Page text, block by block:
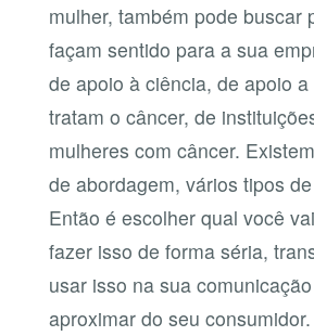
mulher, também pode buscar
façam sentido para a sua
de apoio à ciência, de apoio
tratam o câncer, de
mulheres com câncer.
de abordagem, vários tipos
Então é escolher qual você
fazer isso de forma séria,
usar isso na sua
aproximar do seu